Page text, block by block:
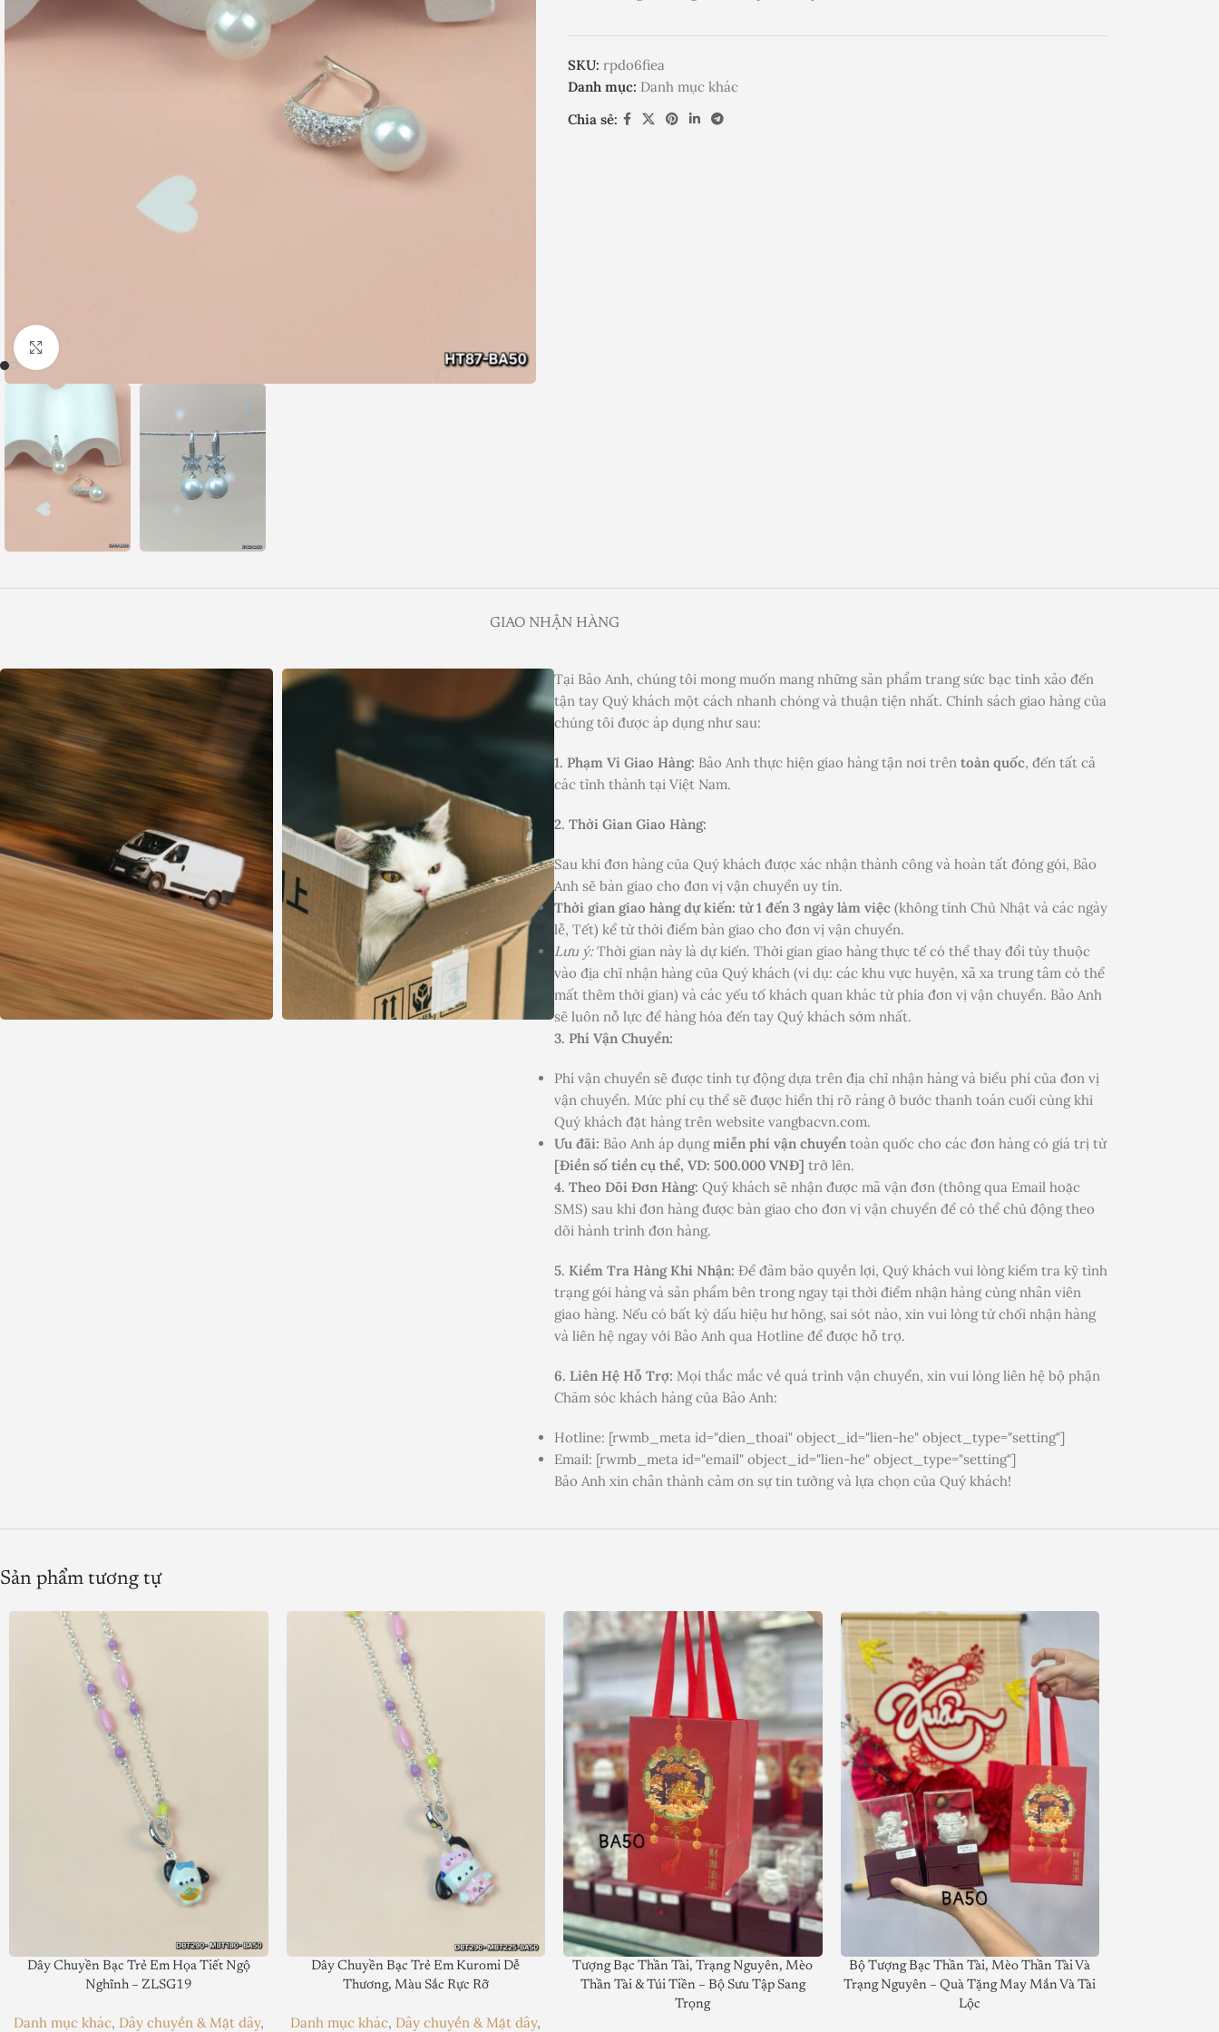
SKU: rpdo6fiea
Danh mục: Danh mục khác
Chia sẻ:
GIAO NHẬN HÀNG
Tại Bảo Anh, chúng tôi mong muốn mang những sản phẩm trang sức bạc tinh xảo đến
tận tay Quý khách một cách nhanh chóng và thuận tiện nhất. Chính sách giao hàng của
chúng tôi được áp dụng như sau:
1. Phạm Vi Giao Hàng: Bảo Anh thực hiện giao hàng tận nơi trên toàn quốc, đến tất cả
các tỉnh thành tại Việt Nam.
2. Thời Gian Giao Hàng:
Sau khi đơn hàng của Quý khách được xác nhận thành công và hoàn tất đóng gói, Bảo
Anh sẽ bàn giao cho đơn vị vận chuyển uy tín.
Thời gian giao hàng dự kiến: từ 1 đến 3 ngày làm việc (không tính Chủ Nhật và các ngày
lễ, Tết) kể từ thời điểm bàn giao cho đơn vị vận chuyển.
Lưu ý:Thời gian này là dự kiến. Thời gian giao hàng thực tế có thể thay đổi tùy thuộc
vào địa chỉ nhận hàng của Quý khách (ví dụ: các khu vực huyện, xã xa trung tâm có thể
mất thêm thời gian) và các yếu tố khách quan khác từ phía đơn vị vận chuyển. Bảo Anh
sẽ luôn nỗ lực để hàng hóa đến tay Quý khách sớm nhất.
3. Phí Vận Chuyển:
Phí vận chuyển sẽ được tính tự động dựa trên địa chỉ nhận hàng và biểu phí của đơn vị
vận chuyển. Mức phí cụ thể sẽ được hiển thị rõ ràng ở bước thanh toán cuối cùng khi
Quý khách đặt hàng trên website vangbacvn.com.
Ưu đãi: Bảo Anh áp dụngmiễn phí vận chuyển toàn quốc cho các đơn hàng có giá trị từ
[Điền số tiền cụ thể, VD: 500.000 VNĐ] trở lên.
4. Theo Dõi Đơn Hàng: Quý khách sẽ nhận được mã vận đơn (thông qua Email hoặc
SMS) sau khi đơn hàng được bàn giao cho đơn vị vận chuyển để có thể chủ động theo
dõi hành trình đơn hàng.
5. Kiểm Tra Hàng Khi Nhận: Để đảm bảo quyền lợi, Quý khách vui lòng kiểm tra kỹ tình
trạng gói hàng và sản phẩm bên trong ngay tại thời điểm nhận hàng cùng nhân viên
giao hàng. Nếu có bất kỳ dấu hiệu hư hỏng, sai sót nào, xin vui lòng từ chối nhận hàng
và liên hệ ngay với Bảo Anh qua Hotline để được hỗ trợ.
6. Liên Hệ Hỗ Trợ: Mọi thắc mắc về quá trình vận chuyển, xin vui lòng liên hệ bộ phận
Chăm sóc khách hàng của Bảo Anh:
Hotline: [rwmb_meta id="dien_thoai" object_id="lien-he" object_type="setting"]
Email: [rwmb_meta id="email" object_id="lien-he" object_type="setting"]
Bảo Anh xin chân thành cảm ơn sự tin tưởng và lựa chọn của Quý khách!
Sản phẩm tương tự
Dây Chuyền Bạc Trẻ Em Họa Tiết Ngộ
Nghĩnh – ZLSG19
Danh mục khác, Dây chuyền & Mặt dây,
Dây Chuyền Bạc Trẻ Em Kuromi Dễ
Thương, Màu Sắc Rực Rỡ
Danh mục khác, Dây chuyền & Mặt dây,
Tượng Bạc Thần Tài, Trạng Nguyên, Mèo
Thần Tài & Túi Tiền – Bộ Sưu Tập Sang
Trọng
Bộ Tượng Bạc Thần Tài, Mèo Thần Tài Và
Trạng Nguyên – Quà Tặng May Mắn Và Tài
Lộc